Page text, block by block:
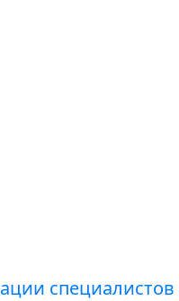
специалистов